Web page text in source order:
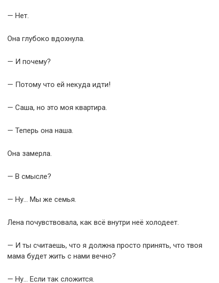
— Нет.
Она глубоко вдохнула.
— И почему?
— Потому что ей некуда идти!
— Саша, но это моя квартира.
— Теперь она наша.
Она замерла.
— В смысле?
— Ну… Мы же семья.
Лена почувствовала, как всё внутри неё холодеет.
— И ты считаешь, что я должна просто принять, что твоя
мама будет жить с нами вечно?
— Ну… Если так сложится.